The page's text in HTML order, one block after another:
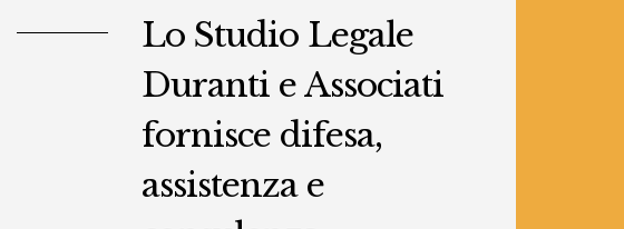
Lo Studio Legale
Duranti e Associati
fornisce difesa,
assistenza e